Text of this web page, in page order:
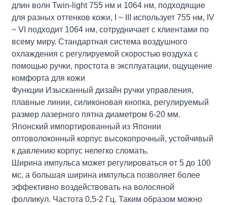
длин волн Twin-light 755 нм и 1064 нм, подходящие
для разных оттенков кожи, I ~ III использует 755 нм, IV
~ VI подходит 1064 нм, сотрудничает с клиентами по
всему миру. Стандартная система воздушного
охлаждения с регулируемой скоростью воздуха с
помощью ручки, простота в эксплуатации, ощущение
комфорта для кожи
Функции Изысканный дизайн ручки управления,
плавные линии, силиконовая кнопка, регулируемый
размер лазерного пятна диаметром 6-20 мм.
Японский импортированный из Японии
оптоволоконный корпус высокопрочный, устойчивый
к давлению корпус нелегко сломать.
Ширина импульса может регулироваться от 5 до 100
мс, а большая ширина импульса позволяет более
эффективно воздействовать на волосяной
фолликул. Частота 0,5-2 Гц. Таким образом можно